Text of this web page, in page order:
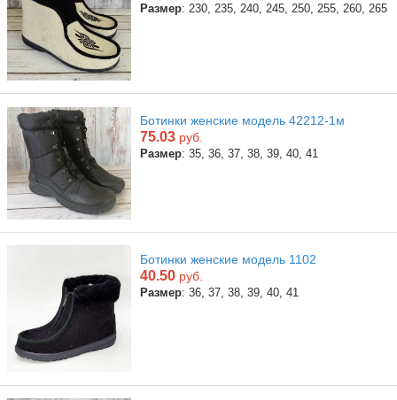
Размер: 230, 235, 240, 245, 250, 255, 260, 265
Ботинки женские модель 42212-1м
75.03 руб.
Размер: 35, 36, 37, 38, 39, 40, 41
Ботинки женские модель 1102
40.50 руб.
Размер: 36, 37, 38, 39, 40, 41